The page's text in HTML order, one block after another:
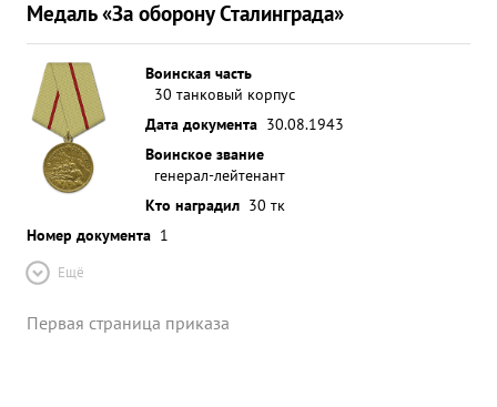
Медаль «За оборону Сталинграда»
Воинская часть
30 танковый корпус
Дата документа 30.08.1943
Воинское звание
генерал-лейтенант
Кто наградил 30 тк
Номер документа 1
Ещё
Первая страница приказа